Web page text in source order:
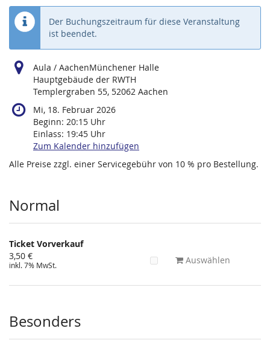
Der Buchungszeitraum für diese Veranstaltung
ist beendet.
Aula / AachenMünchener Halle
Hauptgebäude der RWTH
Templergraben 55, 52062 Aachen
Mi, 18. Februar 2026
Beginn: 20:15 Uhr
Einlass: 19:45 Uhr
Zum Kalender hinzufügen
Alle Preise zzgl. einer Servicegebühr von 10 % pro Bestellung.
Produkte
Normal
Ticket Vorverkauf
3,50 €
inkl. 7% MwSt. Auswählen
Besonders